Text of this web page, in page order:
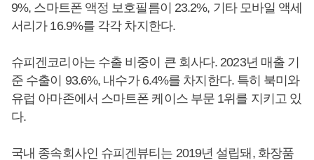
9%, 스마트폰 액정 보호필름이 23.2%, 기타 모바일 액세
서리가 16.9%를 각각 차지한다.
슈피겐코리아는 수출 비중이 큰 회사다. 2023년 매출 기
준 수출이 93.6%, 내수가 6.4%를 차지한다. 특히 북미와
유럽 아마존에서 스마트폰 케이스 부문 1위를 지키고 있
다.
국내 종속회사인 슈피겐뷰티는 2019년 설립돼, 화장품